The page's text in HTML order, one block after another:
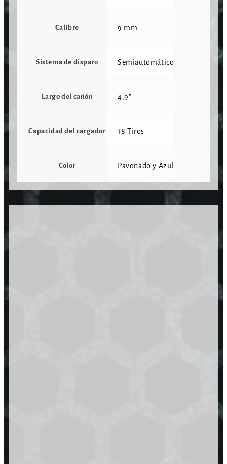
Calibre 9 mm
Sistema de disparo Semiautomático
Largo del cañón 4,9"
Capacidad del cargador 18 Tiros
Color Pavonado y Azul